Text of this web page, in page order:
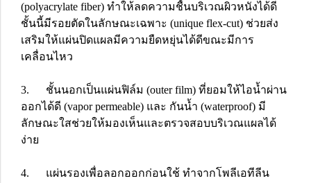
(polyacrylate fiber) ทำให้ลดความชื้นบริเวณผิวหนังได้ดี
ชั้นนี้มีรอยตัดในลักษณะเฉพาะ (unique flex-cut) ช่วยส่ง
เสริมให้แผ่นปิดแผลมีความยืดหยุ่นได้ดีขณะมีการ
เคลื่อนไหว
3. ชั้นนอกเป็นแผ่นฟิล์ม (outer film) ที่ยอมให้ไอน้ำผ่าน
ออกได้ดี (vapor permeable) และ กันน้ำ (waterproof) มี
ลักษณะใสช่วยให้มองเห็นและตรวจสอบบริเวณแผลได้
ง่าย
4. แผ่นรองเพื่อลอกออกก่อนใช้ ทำจากโพลีเอทีลีน